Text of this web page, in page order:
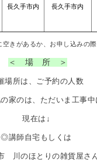
長久手市内 長久手市内
空きがあるか、お申し込みの
＜ 場 所 ＞
場所は、ご予約の人数
家のは、ただいま工事
現在は↓
◎講師自宅もしくは
川のほとりの雑貨屋さ